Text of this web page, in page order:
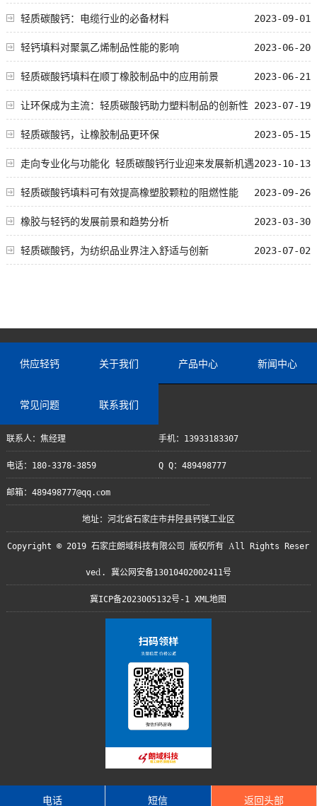
2023-09-01
轻质碳酸钙：电缆行业的必备材料
2023-06-20
轻钙填料对聚氯乙烯制品性能的影响
2023-06-21
轻质碳酸钙填料在顺丁橡胶制品中的应用前景
2023-07-19
让环保成为主流：轻质碳酸钙助力塑料制品的创新性
进步
2023-05-15
轻质碳酸钙，让橡胶制品更环保
2023-10-13
走向专业化与功能化 轻质碳酸钙行业迎来发展新机遇
2023-09-26
轻质碳酸钙填料可有效提高橡塑胶颗粒的阻燃性能
2023-03-30
橡胶与轻钙的发展前景和趋势分析
2023-07-02
轻质碳酸钙，为纺织品业界注入舒适与创新
供应轻钙 关于我们 产品中心 新闻中心
常见问题 联系我们
联系人：焦经理 手机：13933183307
电话：180-3378-3859 Q Q：489498777
邮箱：489498777@qq.com
地址：河北省石家庄市井陉县钙镁工业区
Copyright © 2019 石家庄朗域科技有限公司 版权所有 All Rights Reser
ved. 冀公网安备13010402002411号
冀ICP备2023005132号-1 XML地图
电话 短信 返回头部